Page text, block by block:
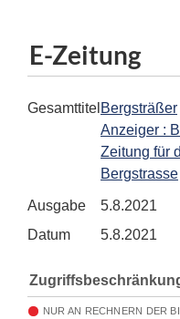
E-Zeitung
Gesamttitel Bergsträßer
Anzeiger :
Zeitung für
Bergstrasse
Ausgabe
5.8.2021
Datum
5.8.2021
NUR AN RECHNERN DER